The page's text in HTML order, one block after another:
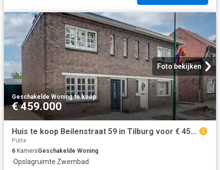
Foto bekijken
Geschakelde Woning·te koop
€ 459.000
Huis te koop Beilenstraat 59 in Tilburg voor € 459.000
Putte
6 KamersGeschakelde Woning
·Opslagruimte·Zwembad